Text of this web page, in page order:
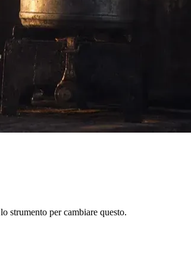
strumento per cambiare questo.